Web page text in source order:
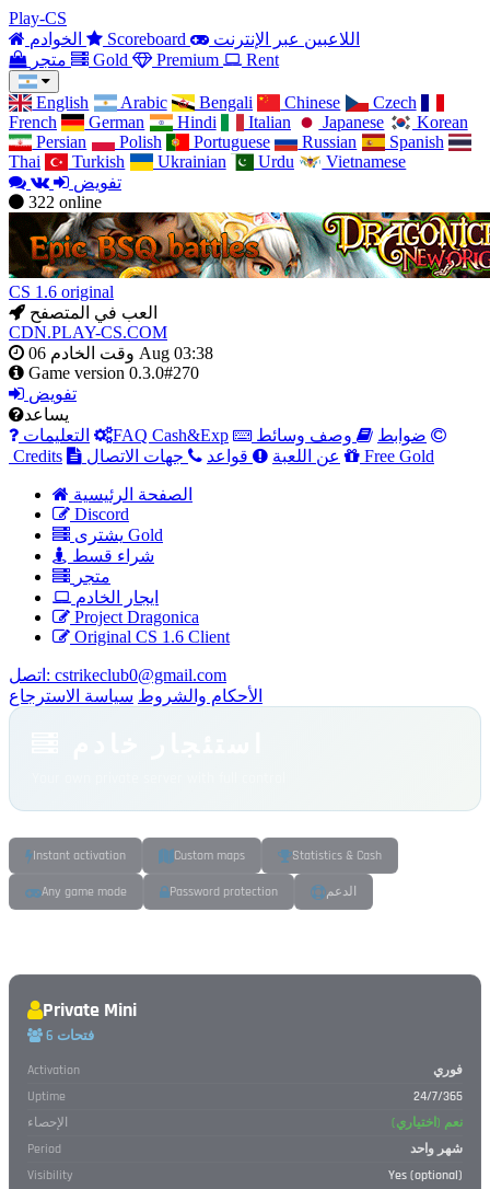
Play-CS
الخوادم
Scoreboard
اللاعبين عبر الإنترنت
متجر
Gold Premium Rent
English Arabic Bengali Chinese
Czech
French
German Hindi Italian Japanese
Korean
Persian
Polish Portuguese Russian
Spanish
Thai
Turkish Ukrainian Urdu
Vietnamese
تفويض
322 online
CS 1.6 original
العب في المتصفح
CDN.PLAY-CS.COM
وقت الخادم 06 Aug 03:38
Game version 0.3.0#270
تفويض
يساعد
التعليمات
FAQ Cash&Exp ضوابط
وصف وسائط
Credits
عن اللعبة قواعد جهات الاتصال Free Gold
الصفحة الرئيسية
Discord
يشترى Gold
شراء قسط
متجر
ايجار الخادم
Project Dragonica
Original CS 1.6 Client
اتصل: cstrikeclub0@gmail.com
الأحكام والشروط سياسة الاسترجاع
Instant activation Custom maps Statistics & Cash
Any game mode Password protection الدعم
Private Mini
6 فتحات
Activation
فوري
Uptime
24/7/365
الإحصاء
نعم (اختياري)
Period
شهر واحد
Visibility
Yes (optional)